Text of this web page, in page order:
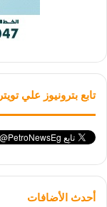
تابع بترونيوز علي تويتر
أحدث الأضافات